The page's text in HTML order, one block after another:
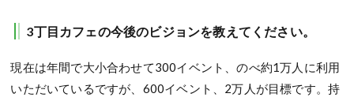
3丁目カフェの今後のビジョンを教えてください。
現在は年間で大小合わせて300イベント、のべ約1万人に利用
いただいているですが、600イベント、2万人が目標です。持